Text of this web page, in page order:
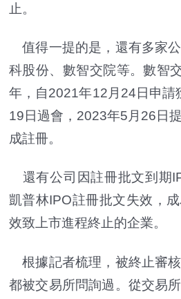
止。
值得一提的是，還有多家
科股份、數智交院等。數智
年，自2021年12月24日申請
19日過會，2023年5月26日
成註冊。
還有公司因註冊批文到期
凱普林IPO註冊批文失效，
效致上市進程終止的企業。
根據記者梳理，被終止審
都被交易所問詢過。從交易